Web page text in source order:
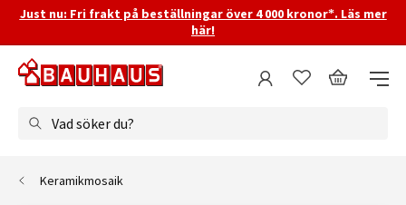
Just nu: Fri frakt på beställningar över 4 000 kronor*. Läs mer
här!
Vad söker du?
Keramikmosaik